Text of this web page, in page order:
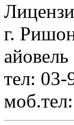
г.
айовель
тел: 03-